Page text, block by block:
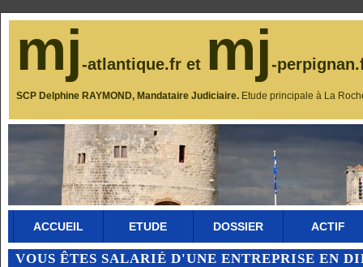
mj-atlantique.fr et mj-
SCP Delphine RAYMOND, Mandataire Judiciaire. Etude principale à La
ACCUEIL ETUDE DOSSIER ACTIF
VOUS ÊTES SALARIÉ D'UNE ENTREPRISE EN